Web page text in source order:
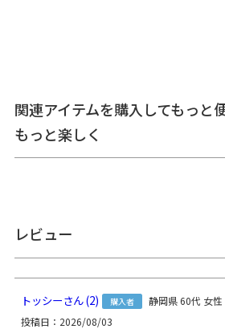
バッグです。
備考
CORDURA(R)は、耐久性に優れ
ビスタ（INVISTA）社の登録商標
関連アイテムを購入してもっと便
もっと楽しく
レビュー
トッシー 2 購入者 静岡県60代 女性
投稿日
2026/08/03